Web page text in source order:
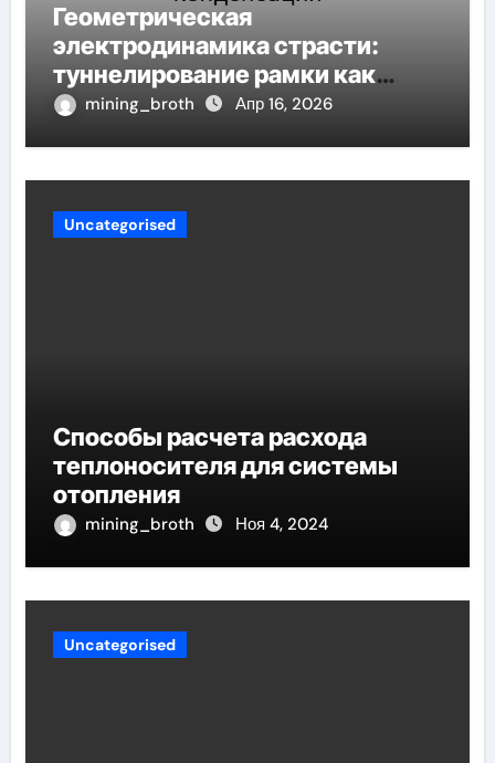
Геометрическая
электродинамика страсти:
туннелирование рамки как
проявление циклом Хэмпсона-
mining_broth Апр 16, 2026
Uncategorised
Способы расчета расхода
теплоносителя для системы
отопления
mining_broth Ноя 4, 2024
Uncategorised